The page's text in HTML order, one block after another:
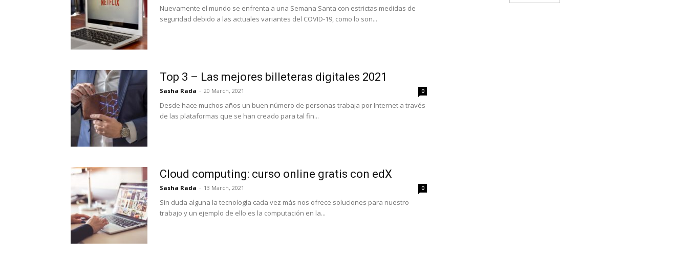
Nuevamente el mundo se enfrenta a una Semana Santa con estrictas medidas de
seguridad debido a las actuales variantes del COVID-19, como lo son...
Top 3 – Las mejores billeteras digitales 2021
Sasha Rada - 20 March, 2021 0
Desde hace muchos años un buen número de personas trabaja por Internet a través
de las plataformas que se han creado para tal fin...
Cloud computing: curso online gratis con edX
Sasha Rada - 13 March, 2021 0
Sin duda alguna la tecnología cada vez más nos ofrece soluciones para nuestro
trabajo y un ejemplo de ello es la computación en la...